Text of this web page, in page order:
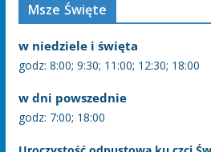
Msze Święte
w niedziele i święta
godz: 8:00; 9:30; 11:00; 12:30; 18:00
w dni powszednie
godz: 7:00; 18:00